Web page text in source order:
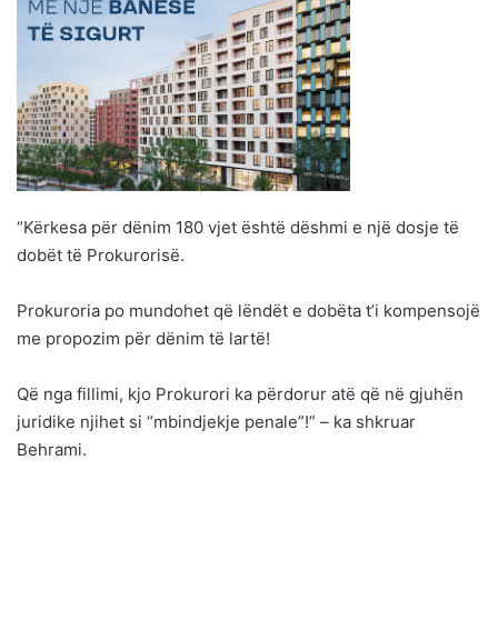
“Kërkesa për dënim 180 vjet është dëshmi e një dosje të
dobët të Prokurorisë.
Prokuroria po mundohet që lëndët e dobëta t’i kompensojë
me propozim për dënim të lartë!
Që nga fillimi, kjo Prokurori ka përdorur atë që në gjuhën
juridike njihet si “mbindjekje penale”!” – ka shkruar
Behrami.